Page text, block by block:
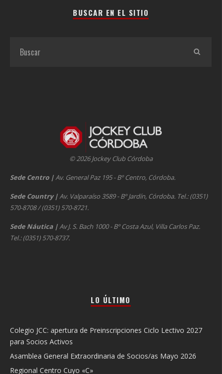
BUSCAR EN EL SITIO
© 2026 Jockey Club Córdoba
Sede Centro |Av. General Paz 195 - Bº Centro, Córdoba.
Sede Country |Av. Valparaíso 3589 - Bº Jardín, Córdoba. Tel.: (0351)
570-8708 / (0351) 570-8721.
Sede Náutica |Av J. S. Bach 1000 - Bº Costa Azul, Villa Carlos Paz.
Tel.: (0351) 570-8737.
LO ÚLTIMO
Colegio JCC: apertura de Preinscripciones Ciclo Lectivo 2027
para Socios Activos
Asamblea General Extraordinaria de Socios/as Mayo 2026
Regional Centro Cuyo «C»